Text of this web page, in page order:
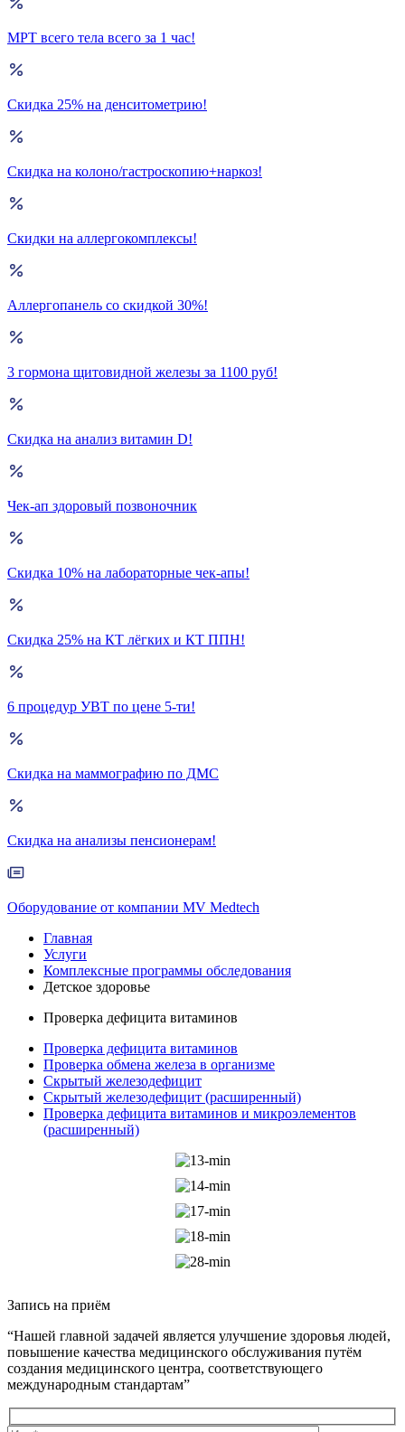
МРТ всего тела всего за 1 час!
Скидка 25% на денситометрию!
Скидка на колоно/гастроскопию+наркоз!
Скидки на аллергокомплексы!
Аллергопанель со скидкой 30%!
3 гормона щитовидной железы за 1100 руб!
Скидка на анализ витамин D!
Чек-ап здоровый позвоночник
Скидка 10% на лабораторные чек-апы!
Скидка 25% на КТ лёгких и КТ ППН!
6 процедур УВТ по цене 5-ти!
Скидка на маммографию по ДМС
Скидка на анализы пенсионерам!
Оборудование от компании MV Medtech
Главная
Услуги
Комплексные программы обследования
Детское здоровье
Проверка дефицита витаминов
Проверка дефицита витаминов
Проверка обмена железа в организме
Скрытый железодефицит
Скрытый железодефицит (расширенный)
Проверка дефицита витаминов и микроэлементов
(расширенный)
Запись на приём
“Нашей главной задачей является улучшение здоровья людей,
повышение качества медицинского обслуживания путём
создания медицинского центра, соответствующего
международным стандартам”